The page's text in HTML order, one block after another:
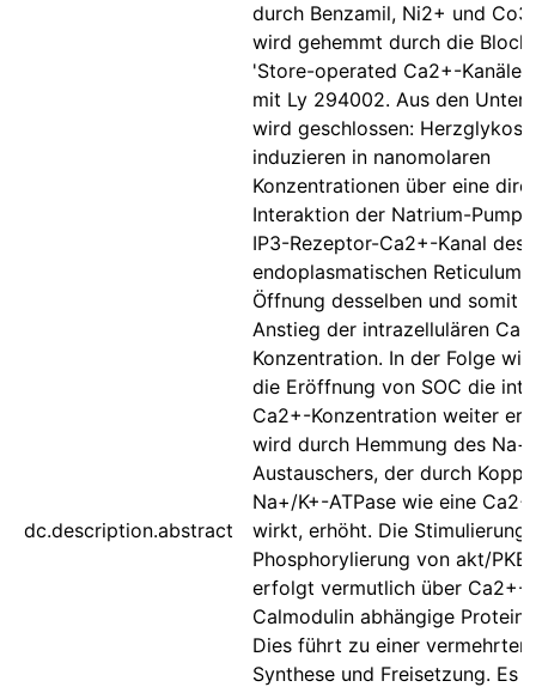
dc.description.abstract
durch Benzamil, Ni2+ und
wird gehemmt durch die
'Store-operated Ca2+-
mit Ly 294002. Aus den
wird geschlossen:
induzieren in nanomolaren
Konzentrationen über eine
Interaktion der Natrium-
IP3-Rezeptor-Ca2+-Kanal des
endoplasmatischen Reticulums
Öffnung desselben und somit
Anstieg der intrazellulären
Konzentration. In der Folge
die Eröffnung von SOC die
Ca2+-Konzentration weiter
wird durch Hemmung des
Austauschers, der durch
Na+/K+-ATPase wie eine
wirkt, erhöht. Die Stimulierung
Phosphorylierung von akt/PKB
erfolgt vermutlich über Ca2+-
Calmodulin abhängige
Dies führt zu einer vermehrten
Synthese und Freisetzung. Es